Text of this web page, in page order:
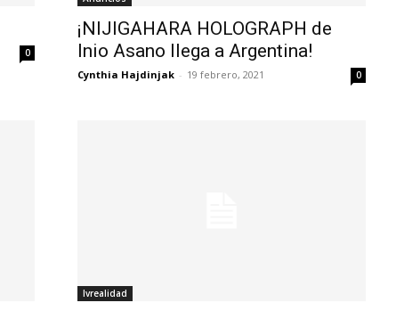
0
¡NIJIGAHARA HOLOGRAPH de
Inio Asano llega a Argentina!
Cynthia Hajdinjak - 19 febrero, 2021 0
Ivrealidad